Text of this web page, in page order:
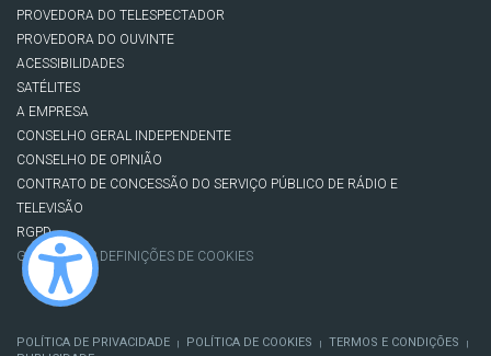
PROVEDORA DO TELESPECTADOR
PROVEDORA DO OUVINTE
ACESSIBILIDADES
SATÉLITES
A EMPRESA
CONSELHO GERAL INDEPENDENTE
CONSELHO DE OPINIÃO
CONTRATO DE CONCESSÃO DO SERVIÇO PÚBLICO DE RÁDIO E
TELEVISÃO
RGPD
GESTÃO DAS DEFINIÇÕES DE COOKIES
POLÍTICA DE PRIVACIDADE | POLÍTICA DE COOKIES | TERMOS E CONDIÇÕES |